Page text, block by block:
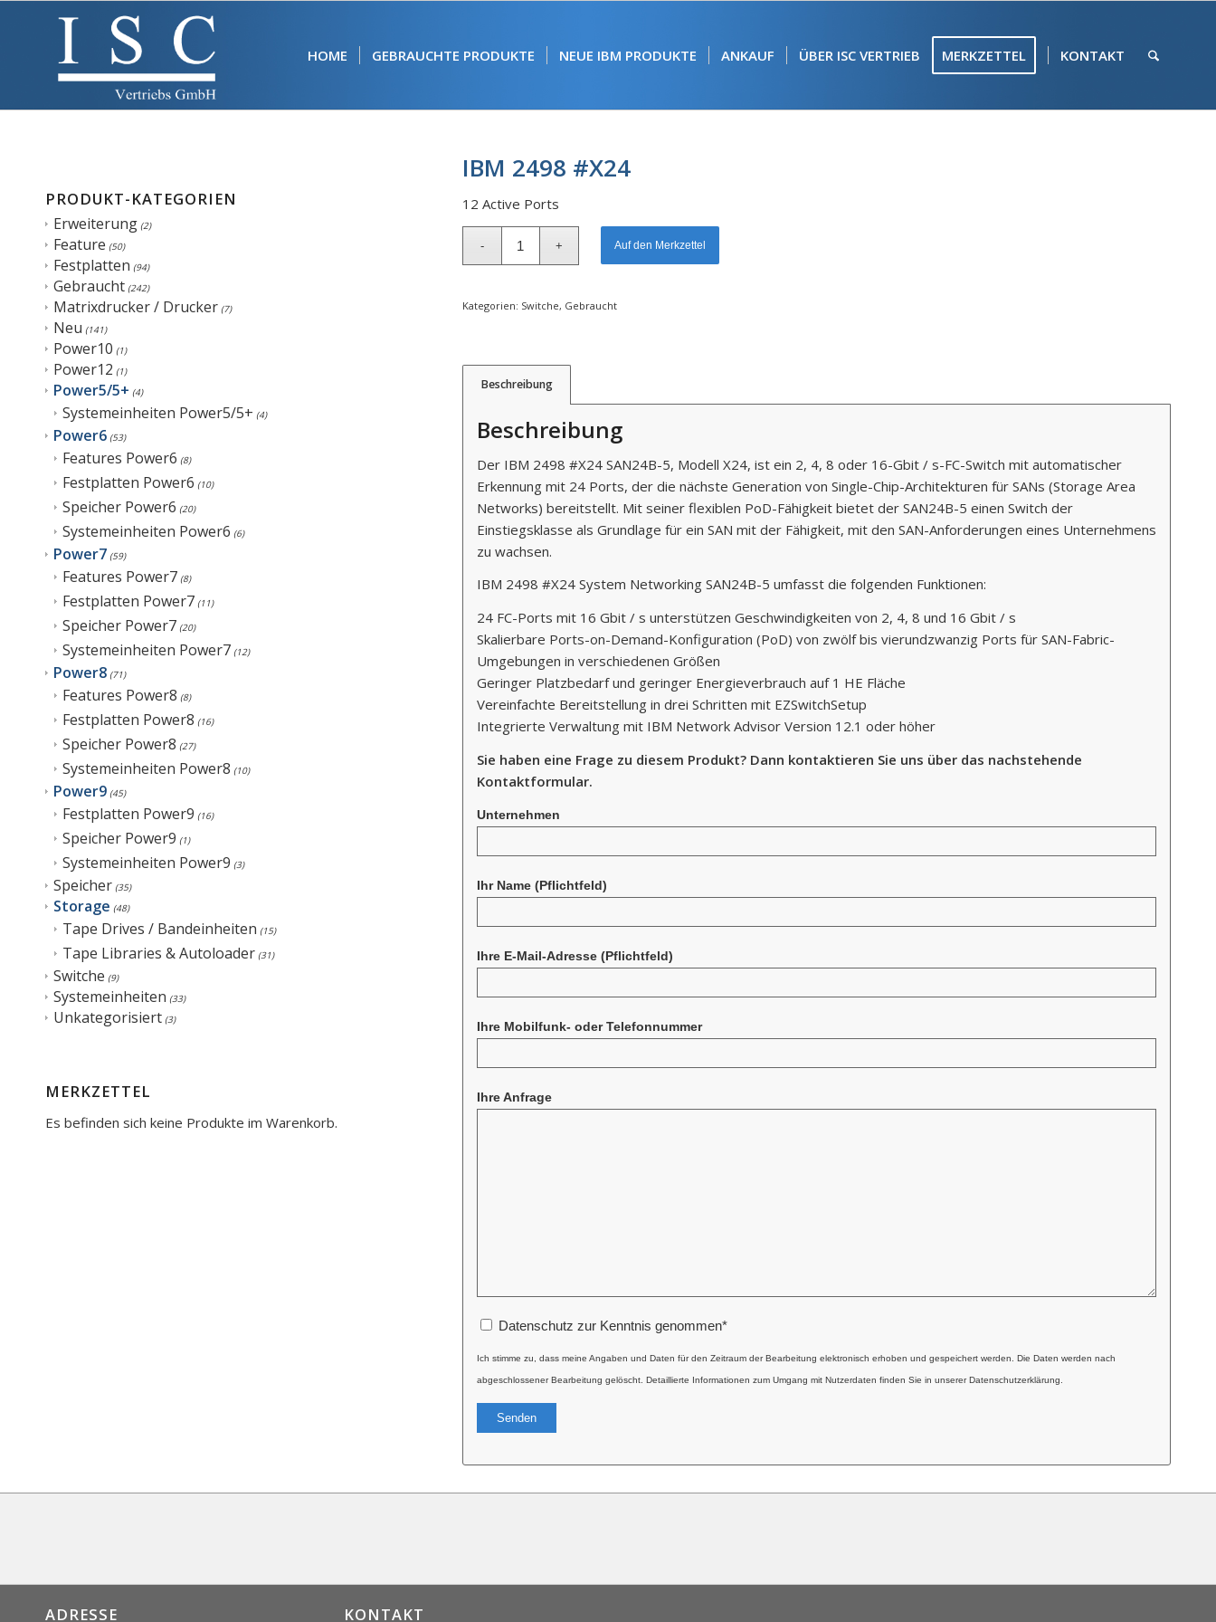
HOME GEBRAUCHTE PRODUKTE NEUE IBM PRODUKTE ANKAUF ÜBER ISC VERTRIEB MERKZETTEL KONTAKT
PRODUKT-KATEGORIEN
Erweiterung (2)
Feature (50)
Festplatten (94)
Gebraucht (242)
Matrixdrucker / Drucker (7)
Neu (141)
Power10 (1)
Power12 (1)
Power5/5+ (4)
Systemeinheiten Power5/5+ (4)
Power6 (53)
Features Power6 (8)
Festplatten Power6 (10)
Speicher Power6 (20)
Systemeinheiten Power6 (6)
Power7 (59)
Features Power7 (8)
Festplatten Power7 (11)
Speicher Power7 (20)
Systemeinheiten Power7 (12)
Power8 (71)
Features Power8 (8)
Festplatten Power8 (16)
Speicher Power8 (27)
Systemeinheiten Power8 (10)
Power9 (45)
Festplatten Power9 (16)
Speicher Power9 (1)
Systemeinheiten Power9 (3)
Speicher (35)
Storage (48)
Tape Drives / Bandeinheiten (15)
Tape Libraries & Autoloader (31)
Switche (9)
Systemeinheiten (33)
Unkategorisiert (3)
MERKZETTEL
Es befinden sich keine Produkte im Warenkorb.
IBM 2498 #X24
12 Active Ports
Auf den Merkzettel
Kategorien: Switche, Gebraucht
Beschreibung
Beschreibung
Der IBM 2498 #X24 SAN24B-5, Modell X24, ist ein 2, 4, 8 oder 16-Gbit / s-FC-Switch mit automatischer
Erkennung mit 24 Ports, der die nächste Generation von Single-Chip-Architekturen für SANs (Storage Area
Networks) bereitstellt. Mit seiner flexiblen PoD-Fähigkeit bietet der SAN24B-5 einen Switch der
Einstiegsklasse als Grundlage für ein SAN mit der Fähigkeit, mit den SAN-Anforderungen eines Unternehmens
zu wachsen.
IBM 2498 #X24 System Networking SAN24B-5 umfasst die folgenden Funktionen:
24 FC-Ports mit 16 Gbit / s unterstützen Geschwindigkeiten von 2, 4, 8 und 16 Gbit / s
Skalierbare Ports-on-Demand-Konfiguration (PoD) von zwölf bis vierundzwanzig Ports für SAN-Fabric-
Umgebungen in verschiedenen Größen
Geringer Platzbedarf und geringer Energieverbrauch auf 1 HE Fläche
Vereinfachte Bereitstellung in drei Schritten mit EZSwitchSetup
Integrierte Verwaltung mit IBM Network Advisor Version 12.1 oder höher
Sie haben eine Frage zu diesem Produkt? Dann kontaktieren Sie uns über das nachstehende
Kontaktformular.
Unternehmen
Ihr Name (Pflichtfeld)
Ihre E-Mail-Adresse (Pflichtfeld)
Ihre Mobilfunk- oder Telefonnummer
Ihre Anfrage
Datenschutz zur Kenntnis genommen*
Ich stimme zu, dass meine Angaben und Daten für den Zeitraum der Bearbeitung elektronisch erhoben und gespeichert werden. Die Daten werden nach
abgeschlossener Bearbeitung gelöscht. Detaillierte Informationen zum Umgang mit Nutzerdaten finden Sie in unserer Datenschutzerklärung.
ADRESSE KONTAKT